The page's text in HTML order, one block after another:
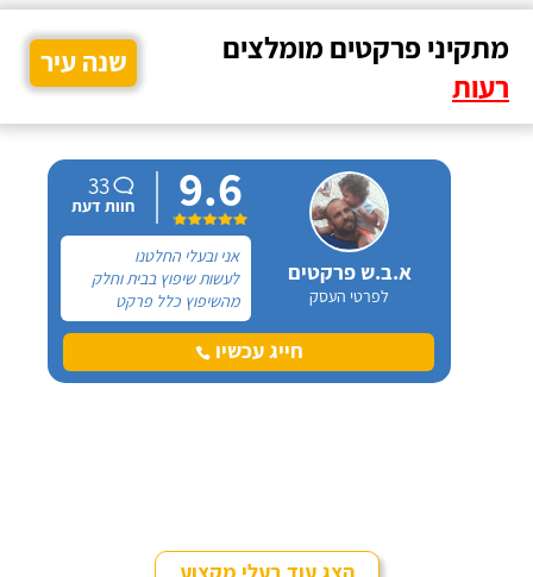
מתקיני פרקטים מומלצים
רעות
שנה עיר
א.ב.ש פרקטים
לפרטי העסק
9.6
33
חוות דעת
אני ובעלי החלטנו
לעשות שיפוץ בבית וחלק
מהשיפוץ כלל פרקט
למינציה שיותקן מעל
הריצוף (הישן) הקיים. קנינו
את הפרקט מחנות חיצונית
חייג עכשיו